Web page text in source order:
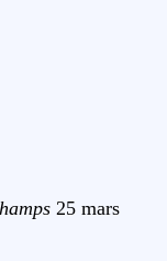
25 mars